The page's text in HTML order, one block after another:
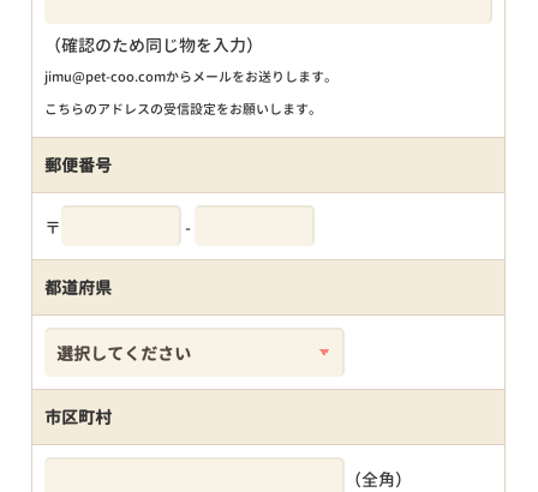
（確認のため同じ物を入力）
jimu@pet-coo.comからメールをお送りします。
こちらのアドレスの受信設定をお願いします。
郵便番号
〒 -
都道府県
市区町村
（全角）